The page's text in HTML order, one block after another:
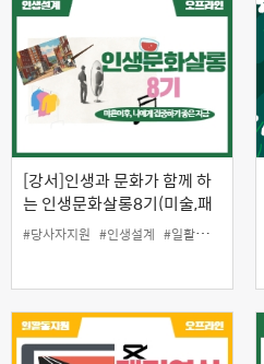
[강서]인생과 문화가 함께 하
는 인생문화살롱8기(미술,패
션,오페라,와인)에서 진정한
나를 찾아보자!
#당사자지원 #인생설계 #일활동지원